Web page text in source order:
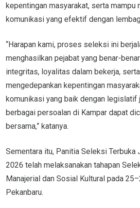
kepentingan masyarakat, serta mampu
komunikasi yang efektif dengan
“Harapan kami, proses seleksi ini
menghasilkan pejabat yang benar-
integritas, loyalitas dalam bekerja,
mengedepankan kepentingan
komunikasi yang baik dengan legislatif
berbagai persoalan di Kampar dapat
bersama,” katanya.
Sementara itu, Panitia Seleksi Terbuka
2026 telah melaksanakan tahapan
Manajerial dan Sosial Kultural pada
Pekanbaru.